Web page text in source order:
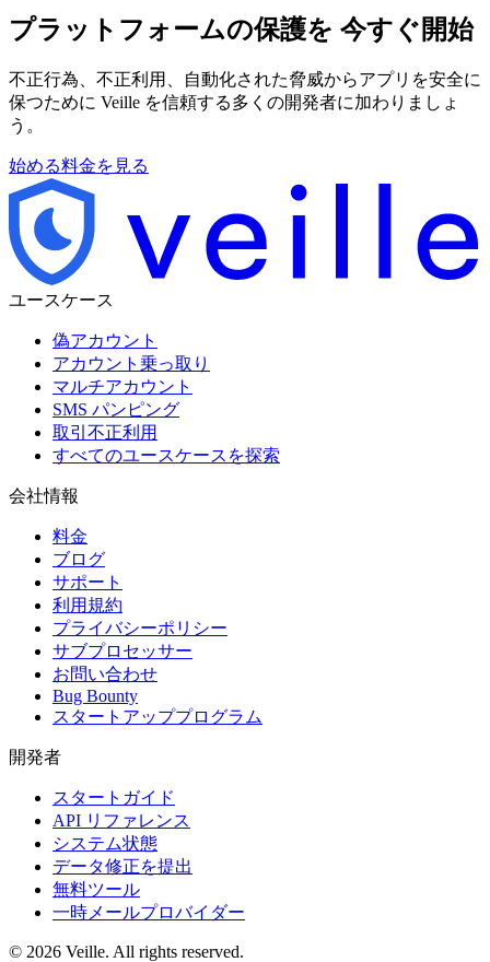
プラットフォームの保護を 今すぐ開始
不正行為、不正利用、自動化された脅威からアプリを安全に
保つために Veille を信頼する多くの開発者に加わりましょ
う。
始める料金を見る
ユースケース
偽アカウント
アカウント乗っ取り
マルチアカウント
SMS パンピング
取引不正利用
すべてのユースケースを探索
会社情報
料金
ブログ
サポート
利用規約
プライバシーポリシー
サブプロセッサー
お問い合わせ
Bug Bounty
スタートアッププログラム
開発者
スタートガイド
API リファレンス
システム状態
データ修正を提出
無料ツール
一時メールプロバイダー
© 2026 Veille. All rights reserved.